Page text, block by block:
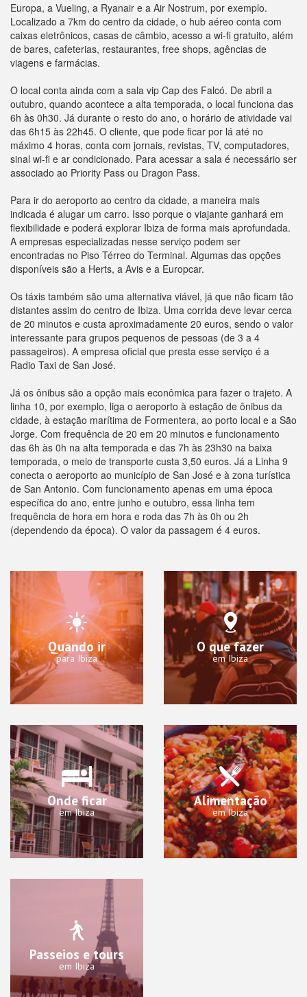
Europa, a Vueling, a Ryanair e a Air Nostrum, por exemplo.
Localizado a 7km do centro da cidade, o hub aéreo conta com
caixas eletrônicos, casas de câmbio, acesso a wi-fi gratuito, além
de bares, cafeterias, restaurantes, free shops, agências de
viagens e farmácias.
O local conta ainda com a sala vip Cap des Falcó. De abril a
outubro, quando acontece a alta temporada, o local funciona das
6h às 0h30. Já durante o resto do ano, o horário de atividade vai
das 6h15 às 22h45. O cliente, que pode ficar por lá até no
máximo 4 horas, conta com jornais, revistas, TV, computadores,
sinal wi-fi e ar condicionado. Para acessar a sala é necessário ser
associado ao Priority Pass ou Dragon Pass.
Para ir do aeroporto ao centro da cidade, a maneira mais
indicada é alugar um carro. Isso porque o viajante ganhará em
flexibilidade e poderá explorar Ibiza de forma mais aprofundada.
A empresas especializadas nesse serviço podem ser
encontradas no Piso Térreo do Terminal. Algumas das opções
disponíveis são a Herts, a Avis e a Europcar.
Os táxis também são uma alternativa viável, já que não ficam tão
distantes assim do centro de Ibiza. Uma corrida deve levar cerca
de 20 minutos e custa aproximadamente 20 euros, sendo o valor
interessante para grupos pequenos de pessoas (de 3 a 4
passageiros). A empresa oficial que presta esse serviço é a
Radio Taxi de San José.
Já os ônibus são a opção mais econômica para fazer o trajeto. A
linha 10, por exemplo, liga o aeroporto à estação de ônibus da
cidade, à estação marítima de Formentera, ao porto local e a São
Jorge. Com frequência de 20 em 20 minutos e funcionamento
das 6h às 0h na alta temporada e das 7h às 23h30 na baixa
temporada, o meio de transporte custa 3,50 euros. Já a Linha 9
conecta o aeroporto ao município de San José e à zona turística
de San Antonio. Com funcionamento apenas em uma época
específica do ano, entre junho e outubro, essa linha tem
frequência de hora em hora e roda das 7h às 0h ou 2h
(dependendo da época). O valor da passagem é 4 euros.
Quando ir
para Ibiza
O que fazer
em Ibiza
Onde ficar
em Ibiza
Alimentação
em Ibiza
Passeios e tours
em Ibiza